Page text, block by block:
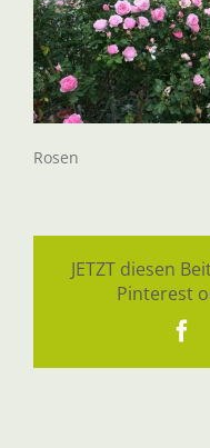
Rosen
JETZT diesen
Pinterest